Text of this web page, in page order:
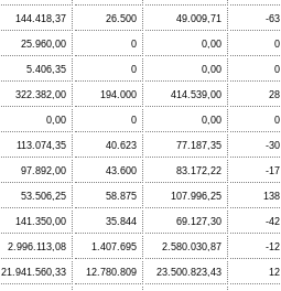
144.418,37 26.500 49.009,71 -63
25.960,00 0 0,00 0
5.406,35 0 0,00 0
322.382,00 194.000 414.539,00 28
0,00 0 0,00 0
113.074,35 40.623 77.187,35 -30
97.892,00 43.600 83.172,22 -17
53.506,25 58.875 107.996,25 138
141.350,00 35.844 69.127,30 -42
2.996.113,08 1.407.695 2.580.030,87 -12
21.941.560,33 12.780.809 23.500.823,43 12